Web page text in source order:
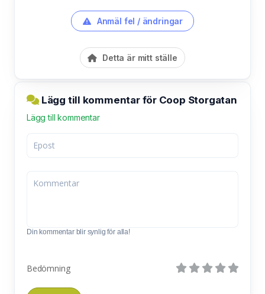
Anmäl fel / ändringar
Detta är mitt ställe
Lägg till kommentar för Coop Storgatan
Lägg till kommentar
Din kommentar blir synlig för alla!
Bedömning